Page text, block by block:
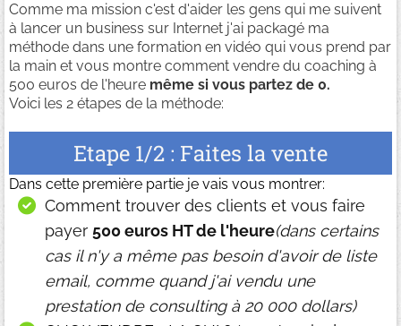
Comme ma mission c'est d'aider les gens qui me suivent
à lancer un business sur Internet j'ai packagé ma
méthode dans une formation en vidéo qui vous prend par
la main et vous montre comment vendre du coaching à
500 euros de l'heure même si vous partez de 0.
Voici les 2 étapes de la méthode:
Etape 1/2 : Faites la vente
Dans cette première partie je vais vous montrer:
Comment trouver des clients et vous faire
payer 500 euros HT de l'heure(dans certains
cas il n'y a même pas besoin d'avoir de liste
email, comme quand j'ai vendu une
prestation de consulting à 20 000 dollars)